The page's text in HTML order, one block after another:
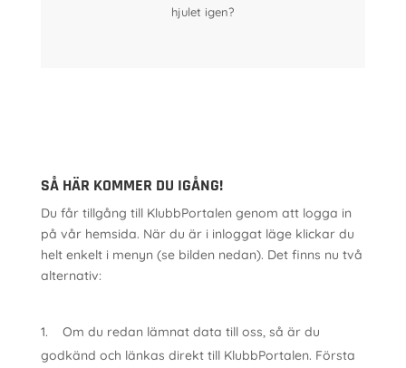
hjulet igen?
SÅ HÄR KOMMER DU IGÅNG!
Du får tillgång till KlubbPortalen genom att logga in
på vår hemsida. När du är i inloggat läge klickar du
helt enkelt i menyn (se bilden nedan). Det finns nu två
alternativ:
Om du redan lämnat data till oss, så är du
godkänd och länkas direkt till KlubbPortalen. Första